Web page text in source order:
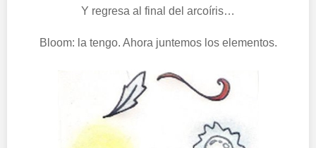
Y regresa al final del arcoíris…
Bloom: la tengo. Ahora juntemos los elementos.